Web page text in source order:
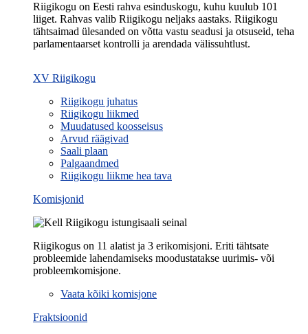
Riigikogu on Eesti rahva esinduskogu, kuhu kuulub 101
liiget. Rahvas valib Riigikogu neljaks aastaks. Riigikogu
tähtsaimad ülesanded on võtta vastu seadusi ja otsuseid, teha
parlamentaarset kontrolli ja arendada välissuhtlust.
XV Riigikogu
Riigikogu juhatus
Riigikogu liikmed
Muudatused koosseisus
Arvud räägivad
Saali plaan
Palgaandmed
Riigikogu liikme hea tava
Komisjonid
Riigikogus on 11 alatist ja 3 erikomisjoni. Eriti tähtsate
probleemide lahendamiseks moodustatakse uurimis- või
probleemkomisjone.
Vaata kõiki komisjone
Fraktsioonid